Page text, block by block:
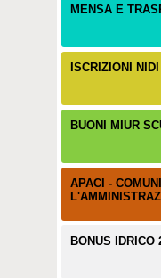
MENSA E
ISCRIZIONI
BUONI MIUR
APACI -
BONUS IDRICO